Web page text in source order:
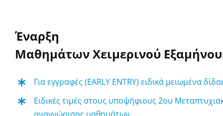
Έναρξη
ΜαθημάτωνΧειμερινού
Για εγγραφές (EARLY ENTRY) ειδικά μειωμένα
Ειδικές τιμές στους υποψήφιους2ου